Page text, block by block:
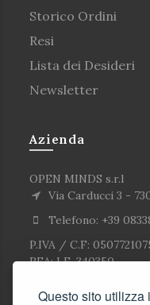
Questo sito
Storico Ordini
Resi
Lista dei Desideri
Newsletter
Azienda
OPEN MINDS s.r.l
Via Carducci 3 -
Telefono: +39
P.IVA / C.F:
REA: LE-340350